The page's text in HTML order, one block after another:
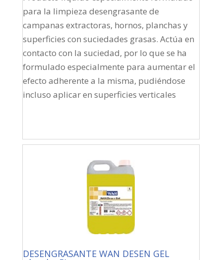
para la limpieza desengrasante de
campanas extractoras, hornos, planchas y
superficies con suciedades grasas. Actúa en
contacto con la suciedad, por lo que se ha
formulado especialmente para aumentar el
efecto adherente a la misma, pudiéndose
incluso aplicar en superficies verticales
DESENGRASANTE WAN DESEN GEL